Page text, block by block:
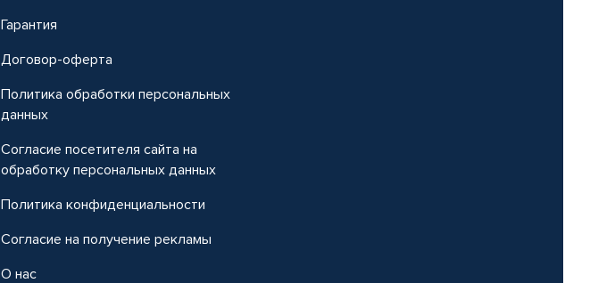
Гарантия
Договор-оферта
Политика обработки персональных
данных
Согласие посетителя сайта на
обработку персональных данных
Политика конфиденциальности
Согласие на получение рекламы
О нас